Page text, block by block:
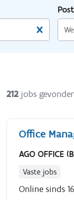
212 jobs
Office
AGO OFFICE
Vaste jobs
Online sinds